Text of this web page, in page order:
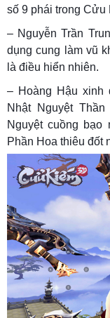
số 9 phái trong Cửu
– Nguyễn Trần
dụng cung làm vũ
là điều hiển nhiên.
– Hoàng Hậu xinh
Nhật Nguyệt
Nguyệt cuồng
Phần Hoa thiêu đốt